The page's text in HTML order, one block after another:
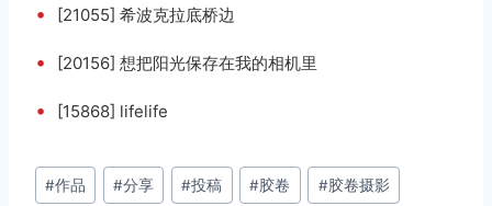
• [21055] 希波克拉底桥边
• [20156] 想把阳光保存在我的相机里
• [15868] lifelife
文
#作品 #分享 #投稿 #胶卷 #胶卷摄影